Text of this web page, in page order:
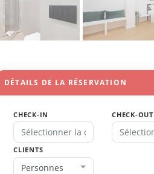
DÉTAILS DE LA RÉSERVATION
CHECK-IN CHECK-OUT
CLIENTS
Personnes